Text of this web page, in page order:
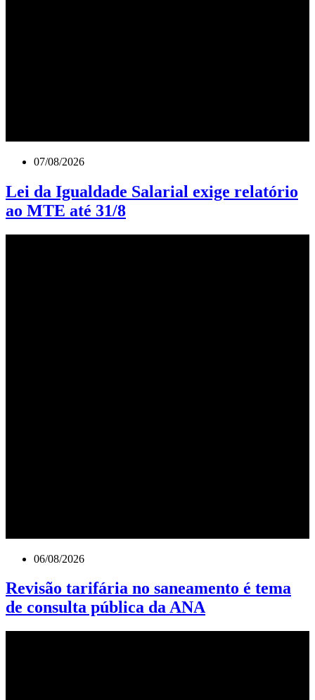
07/08/2026
Lei da Igualdade Salarial exige relatório
ao MTE até 31/8
06/08/2026
Revisão tarifária no saneamento é tema
de consulta pública da ANA